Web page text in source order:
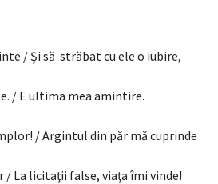
/ Şi să străbat cu ele o iubire,
/ E ultima mea amintire.
/ Argintul din păr mă cuprinde
/ La licitaţii false, viaţa îmi vinde!